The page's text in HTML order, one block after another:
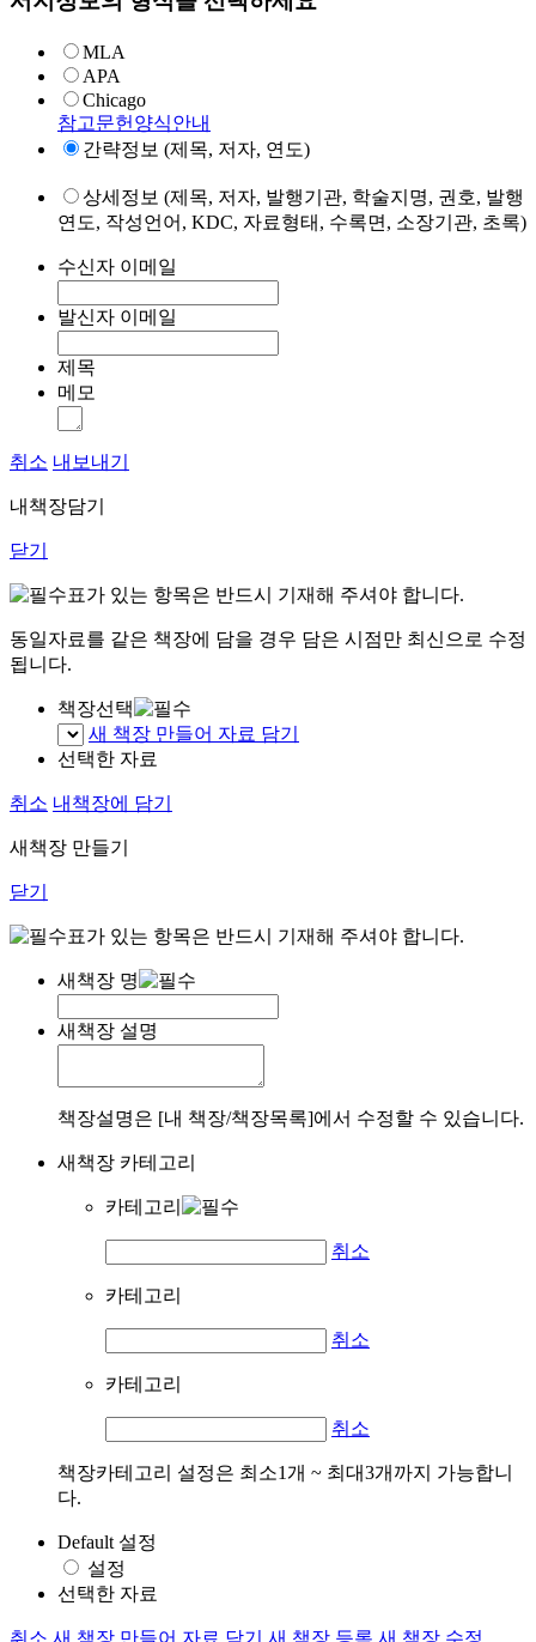
MLA
APA
Chicago
참고문헌양식안내
간략정보 (제목, 저자, 연도)
상세정보 (제목, 저자, 발행기관, 학술지명, 권호, 발행
연도, 작성언어, KDC, 자료형태, 수록면, 소장기관, 초록)
수신자 이메일
발신자 이메일
제목
메모
취소 내보내기
내책장담기
닫기
표가 있는 항목은 반드시 기재해 주셔야 합니다.
동일자료를 같은 책장에 담을 경우 담은 시점만 최신으로 수정
됩니다.
책장선택
새 책장 만들어 자료 담기
선택한 자료
취소 내책장에 담기
새책장 만들기
닫기
표가 있는 항목은 반드시 기재해 주셔야 합니다.
새책장 명
새책장 설명
책장설명은 [내 책장/책장목록]에서 수정할 수 있습니다.
새책장 카테고리
카테고리
취소
카테고리
취소
카테고리
취소
책장카테고리 설정은 최소1개 ~ 최대3개까지 가능합니
다.
Default 설정
설정
선택한 자료
취소 새 책장 만들어 자료 담기 새 책장 등록 새 책장 수정